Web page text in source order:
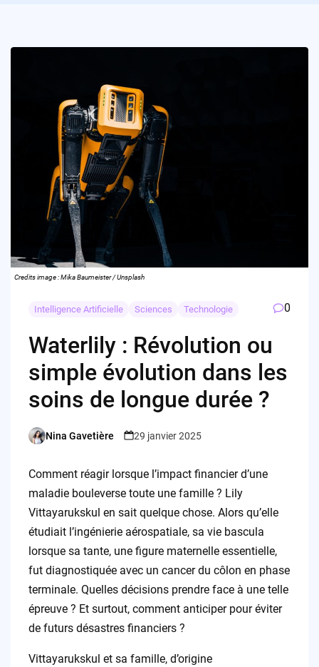
Credits image : Mika Baumeister / Unsplash
Intelligence Artificielle Sciences Technologie 0
Waterlily : Révolution ou
simple évolution dans les
soins de longue durée ?
Posted
Nina Gavetière 29 janvier 2025
Comment réagir lorsque l’impact financier d’une
maladie bouleverse toute une famille ? Lily
Vittayarukskul en sait quelque chose. Alors qu’elle
étudiait l’ingénierie aérospatiale, sa vie bascula
lorsque sa tante, une figure maternelle essentielle,
fut diagnostiquée avec un cancer du côlon en phase
terminale. Quelles décisions prendre face à une telle
épreuve ? Et surtout, comment anticiper pour éviter
de futurs désastres financiers ?
Vittayarukskul et sa famille, d’origine